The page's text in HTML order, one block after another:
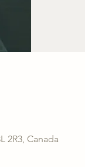
2R3, Canada